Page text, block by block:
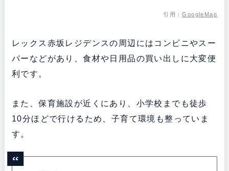
引用：GoogleMap
レックス赤坂レジデンスの周辺にはコンビニやスー
パーなどがあり、食材や日用品の買い出しに大変便
利です。
また、保育施設が近くにあり、小学校までも徒歩
10分ほどで行けるため、子育て環境も整っていま
す。